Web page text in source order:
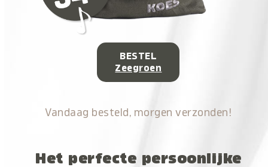
BESTEL
Zeegroen
Vandaag besteld, morgen verzonden!
Het perfecte persoonlijke